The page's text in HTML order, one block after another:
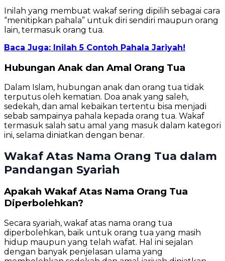
Inilah yang membuat wakaf sering dipilih sebagai cara
“menitipkan pahala” untuk diri sendiri maupun orang
lain, termasuk orang tua.
Baca Juga: Inilah 5 Contoh Pahala Jariyah!
Hubungan Anak dan Amal Orang Tua
Dalam Islam, hubungan anak dan orang tua tidak
terputus oleh kematian. Doa anak yang saleh,
sedekah, dan amal kebaikan tertentu bisa menjadi
sebab sampainya pahala kepada orang tua. Wakaf
termasuk salah satu amal yang masuk dalam kategori
ini, selama diniatkan dengan benar.
Wakaf Atas Nama Orang Tua dalam
Pandangan Syariah
Apakah Wakaf Atas Nama Orang Tua
Diperbolehkan?
Secara syariah, wakaf atas nama orang tua
diperbolehkan, baik untuk orang tua yang masih
hidup maupun yang telah wafat. Hal ini sejalan
dengan banyak penjelasan ulama yang